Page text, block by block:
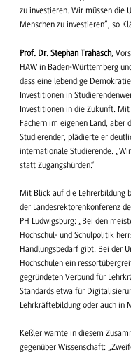
zu investieren. Wir müssen die
Menschen zu investieren“, so
Prof. Dr. Stephan Trahasch ,
HAW in Baden-Württemberg
dass eine lebendige
Investitionen in
Investitionen in die Zukunft.
Fächern im eigenen Land,
Studierender, plädierte er
internationale Studierende.
statt Zugangshürden.“
Mit Blick auf die Lehrerbildung
der Landesrektorenkonferenz
PH Ludwigsburg: „Bei den
Hochschul- und Schulpolitik
Handlungsbedarf gibt. Bei der
Hochschulen ein
gegründeten Verbund für
Standards etwa für
Lehrkräftebildung oder auch in
Keßler warnte in diesem
gegenüber Wissenschaft: